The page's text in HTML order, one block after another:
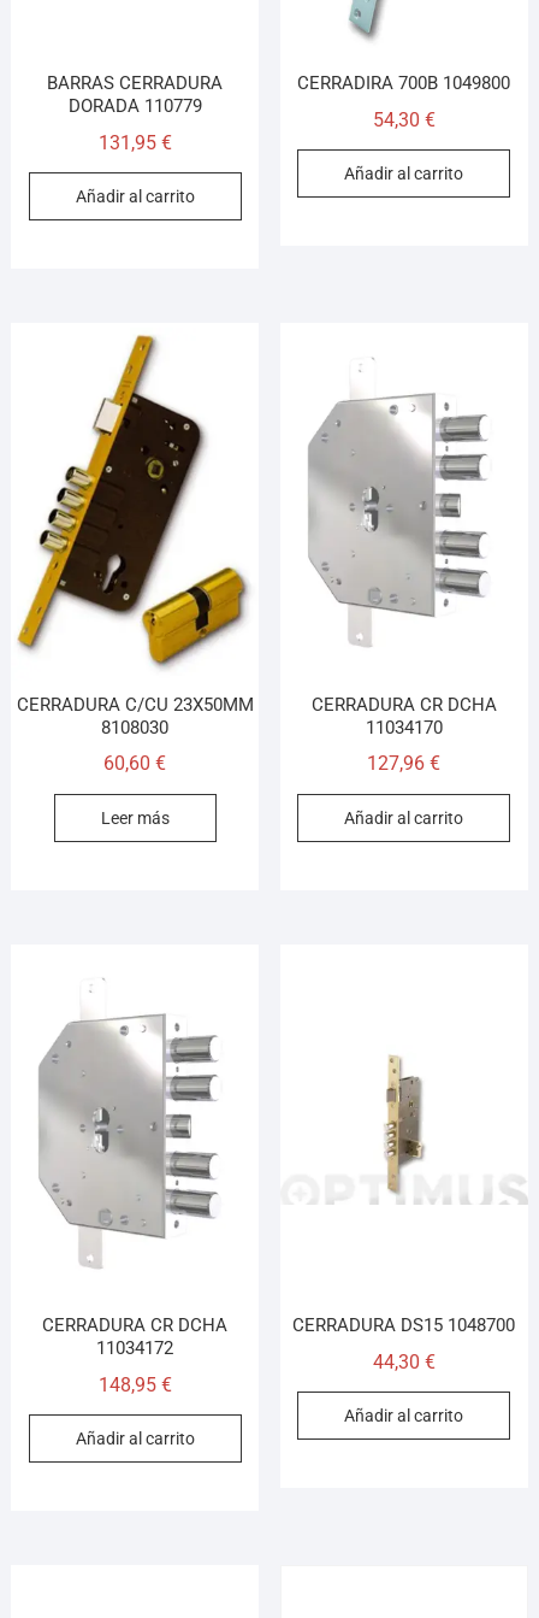
BARRAS CERRADURA
DORADA 110779
131,95 €
Añadir al carrito
CERRADIRA 700B 1049800
54,30 €
Añadir al carrito
CERRADURA C/CU 23X50MM
8108030
60,60€
Leer más
CERRADURA CR DCHA
11034170
127,96€
Añadir al carrito
CERRADURA CR DCHA
11034172
148,95 €
Añadir al carrito
CERRADURA DS15 1048700
44,30 €
Añadir al carrito